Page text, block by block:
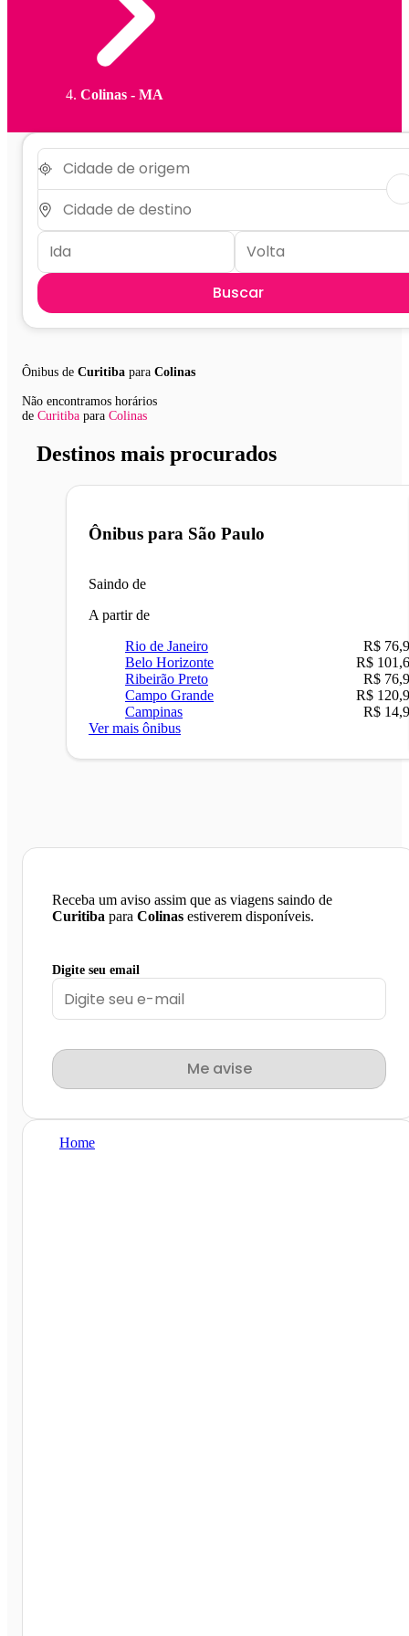
Colinas - MA
Buscar
Ônibus de Curitiba para Colinas
Não encontramos horários
de Curitiba para Colinas
Destinos mais procurados
Ônibus para São Paulo
Saindo de
A partir de
Rio de Janeiro
R$
Belo Horizonte
R$
Ribeirão Preto
R$
Campo Grande
R$
Campinas
R$
Ver mais ônibus
Receba um aviso assim que as viagens saindo de
Curitiba para Colinas estiverem disponíveis.
Digite seu email
Me avise
Home